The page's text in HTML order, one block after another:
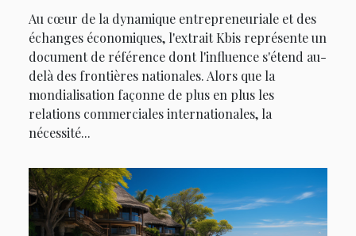
Au cœur de la dynamique entrepreneuriale et des
échanges économiques, l'extrait Kbis représente un
document de référence dont l'influence s'étend au-
delà des frontières nationales. Alors que la
mondialisation façonne de plus en plus les
relations commerciales internationales, la
nécessité...